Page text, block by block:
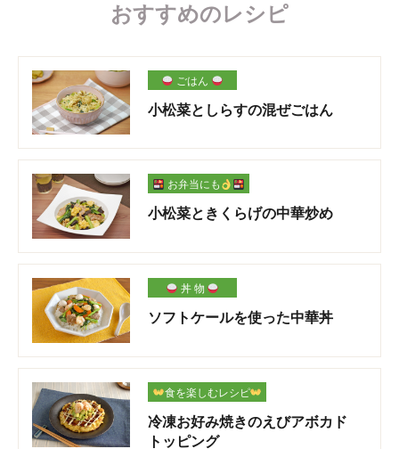
おすすめのレシピ
ごはん
小松菜としらすの混ぜごはん
お弁当にも
小松菜ときくらげの中華炒め
丼 物
ソフトケールを使った中華丼
食を楽しむレシピ
冷凍お好み焼きのえびアボカド
トッピング